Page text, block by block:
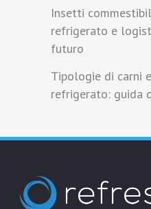
Insetti
refrigerato e
futuro
Tipologie di carni
refrigerato: guida